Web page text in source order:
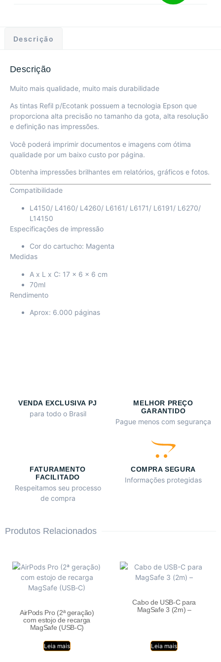
Descrição
Descrição
Muito mais qualidade, muito mais durabilidade
As tintas Refil p/Ecotank possuem a tecnologia Epson que
proporciona alta precisão no tamanho da gota, alta resolução
e definição nas impressões.
Você poderá imprimir documentos e imagens com ótima
qualidade por um baixo custo por página.
Obtenha impressões brilhantes em relatórios, gráficos e fotos.
Compatibilidade
L4150/ L4160/ L4260/ L6161/ L6171/ L6191/ L6270/
L14150
Especificações de impressão
Cor do cartucho: Magenta
Medidas
A x L x C: 17 x 6 x 6 cm
70ml
Rendimento
Aprox: 6.000 páginas
VENDA EXCLUSIVA PJ
para todo o Brasil
MELHOR PREÇO
GARANTIDO
Pague menos com segurança
FATURAMENTO
FACILITADO
Respeitamos seu processo
de compra
COMPRA SEGURA
Informações protegidas
Produtos Relacionados
AirPods Pro (2ª geração)
com estojo de recarga
MagSafe (USB‑C)
Leia mais
Cabo de USB-C para
MagSafe 3 (2m) –
Leia mais